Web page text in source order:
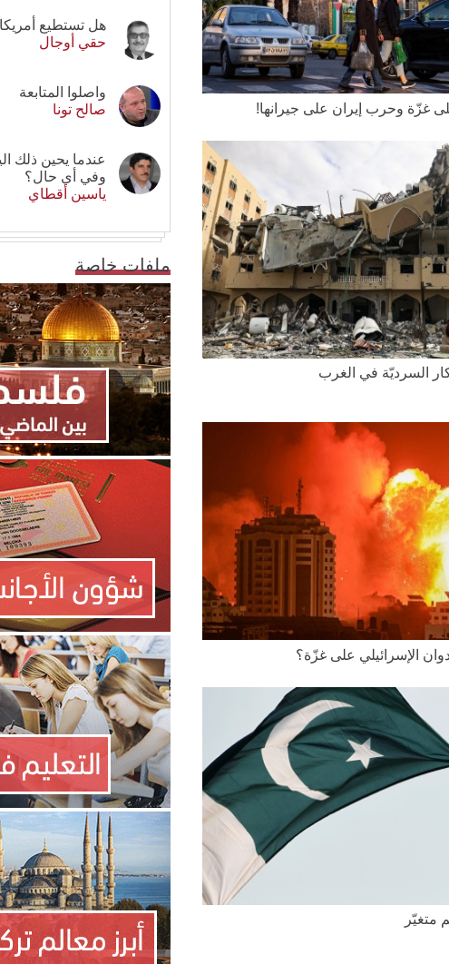
غزّة وحرب إيران على جيرانها!
السرديّة في الغرب
الإسرائيلي على غزّة؟
متغيّر
هل تستطيع أمريكا
حقي أوجال
واصلوا المتابعة
صالح تونا
عندما يحين ذلك
وفي أي حال؟
ياسين أقطاي
ملفات خاصة